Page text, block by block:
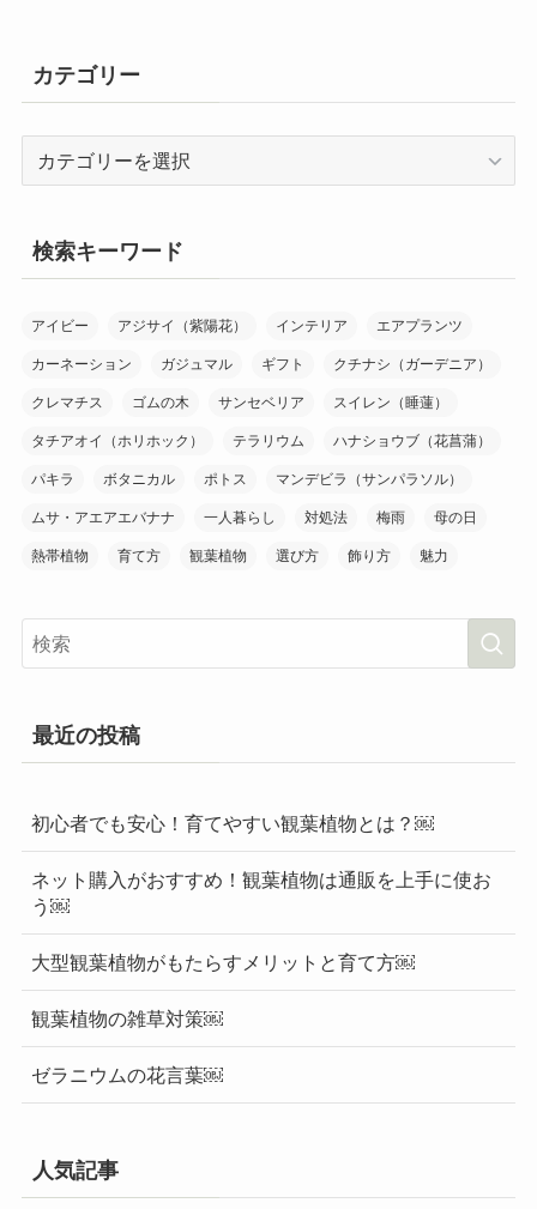
カテゴリー
リ
ー
検索キーワード
アイビー アジサイ（紫陽花） インテリア エアプランツ
カーネーション ガジュマル ギフト クチナシ（ガーデニア）
クレマチス ゴムの木 サンセベリア スイレン（睡蓮）
タチアオイ（ホリホック） テラリウム ハナショウブ（花菖蒲）
パキラ ボタニカル ポトス マンデビラ（サンパラソル）
ムサ・アエアエバナナ 一人暮らし 対処法 梅雨 母の日
熱帯植物 育て方 観葉植物 選び方 飾り方 魅力
最近の投稿
初心者でも安心！育てやすい観葉植物とは？￼
ネット購入がおすすめ！観葉植物は通販を上手に使お
う￼
大型観葉植物がもたらすメリットと育て方￼
観葉植物の雑草対策￼
ゼラニウムの花言葉￼
人気記事